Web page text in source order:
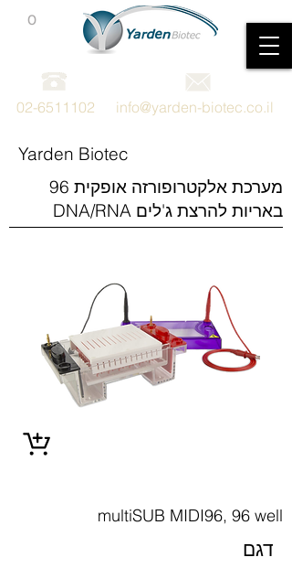
02-6511102 info@yarden-biotec.co.il
0
Yarden Biotec
מערכת אלקטרופורזה אופקית 96
באריות להרצת ג'לים DNA/RNA
multiSUB MIDI96, 96 well
דגם